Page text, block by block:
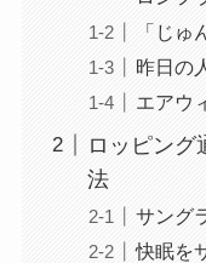
「じ
昨日の
エアウ
ロッピング
法
サング
快眠を